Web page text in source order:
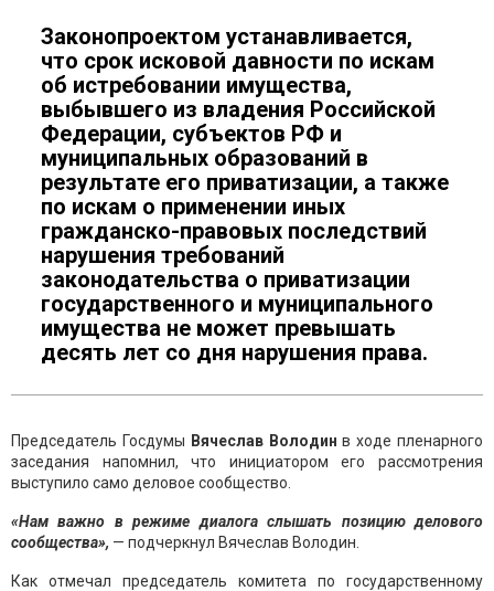
Законопроектом устанавливается,
что срок исковой давности по искам
об истребовании имущества,
выбывшего из владения Российской
Федерации, субъектов РФ и
муниципальных образований в
результате его приватизации, а также
по искам о применении иных
гражданско-правовых последствий
нарушения требований
законодательства о приватизации
государственного и муниципального
имущества не может превышать
десять лет со дня нарушения права.
Председатель Госдумы Вячеслав Володин в ходе пленарного
заседания напомнил, что инициатором его рассмотрения
выступило само деловое сообщество.
«Нам важно в режиме диалога слышать позицию делового
сообщества», — подчеркнул Вячеслав Володин.
Как отмечал председатель комитета по государственному